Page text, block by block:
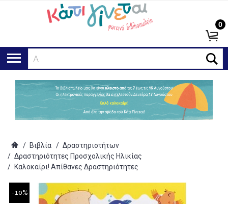
Αναζή
0
/ Βιβλία / Δραστηριοτήτων
/ Δραστηριότητες Προσχολικής Ηλικίας
/ Καλοκαίρι! Απίθανες Δραστηριότητες
-10%